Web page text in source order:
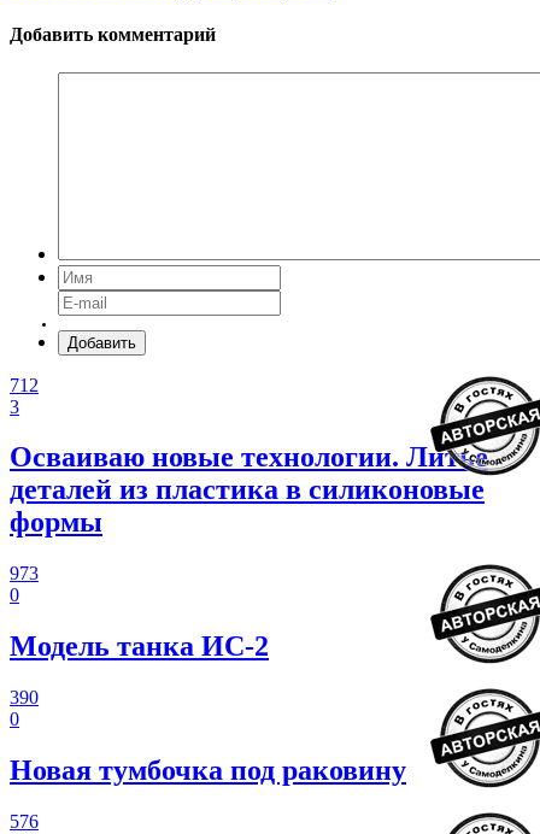
Добавить комментарий
Добавить
712
3
Осваиваю новые технологии. Литье
деталей из пластика в силиконовые
формы
973
0
Модель танка ИС-2
390
0
Новая тумбочка под раковину
576